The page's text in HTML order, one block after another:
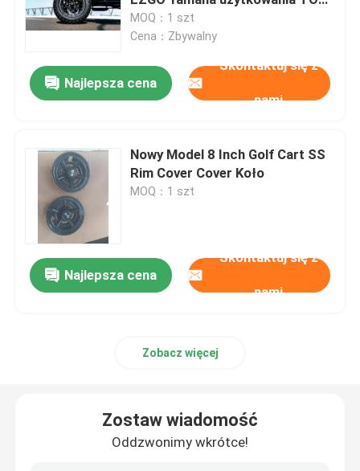
Elektryczny wózek golfowy
Zestawy do podnoszenia wózka golfowego Club
Rozbłyski błotników wózka golfowego
Wózek golfowy Opony uliczne
Silnik elektryczny do wózka golfowego
Obudowy wózków golfowych
Golf
MOQ：1 szt
Cena：Zbywalny
Najlepsza cena
Skontaktuj się z
nami
Nowy Model 8 Inch Golf Cart SS
Rim Cover Cover Koło
MOQ：1 szt
Najlepsza cena
Skontaktuj się z
nami
Zobacz więcej
Zostaw wiadomość
Oddzwonimy wkrótce!